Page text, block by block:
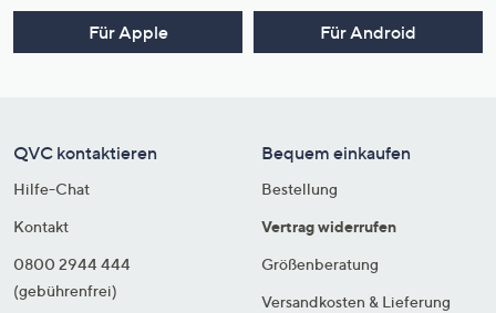
Für Apple Für Android
QVC kontaktieren
Hilfe-Chat
Kontakt
0800 2944 444
(gebührenfrei)
Bequem einkaufen
Bestellung
Vertrag widerrufen
Größenberatung
Versandkosten & Lieferung